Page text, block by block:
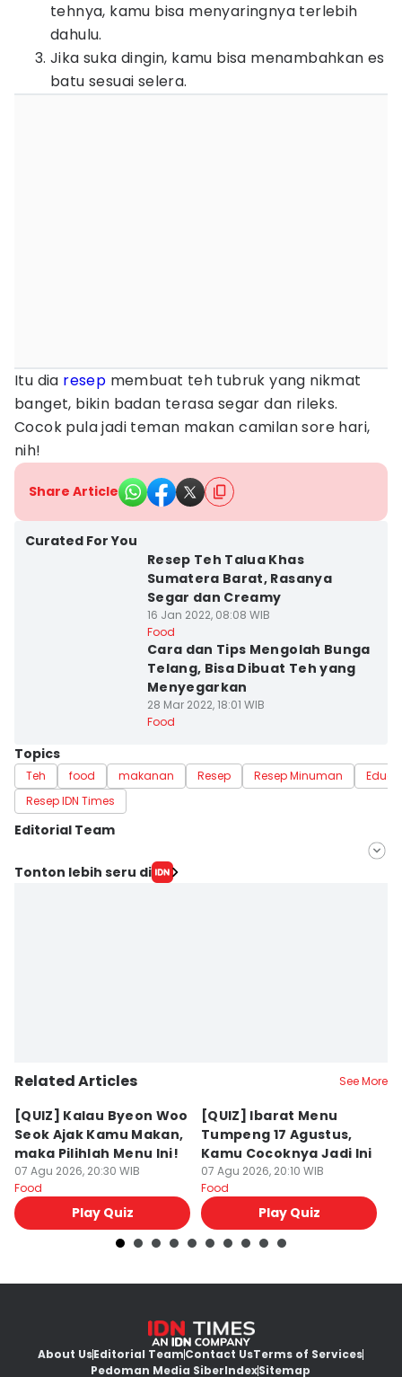
tehnya, kamu bisa menyaringnya terlebih
dahulu.
Jika suka dingin, kamu bisa menambahkan es
batu sesuai selera.
Itu dia resep membuat teh tubruk yang nikmat
banget, bikin badan terasa segar dan rileks.
Cocok pula jadi teman makan camilan sore hari,
nih!
Share Article
Curated For You
Resep Teh Talua Khas
Sumatera Barat, Rasanya
Segar dan Creamy
16 Jan 2022, 08:08 WIB
Food
Cara dan Tips Mengolah Bunga
Telang, Bisa Dibuat Teh yang
Menyegarkan
28 Mar 2022, 18:01 WIB
Food
Topics
Teh food makanan Resep Resep Minuman
Resep IDN Times
Editorial Team
Editor
Tonton lebih seru di
Related Articles See More
[QUIZ] Kalau Byeon Woo
Seok Ajak Kamu Makan,
maka Pilihlah Menu Ini!
07 Agu 2026, 20:30 WIB
Food
Play Quiz
[QUIZ] Ibarat Menu
Tumpeng 17 Agustus,
Kamu Cocoknya Jadi Ini
07 Agu 2026, 20:10 WIB
Food
Play Quiz
About UsEditorial TeamContact UsTerms of Services
Pedoman Media SiberIndexSitemap